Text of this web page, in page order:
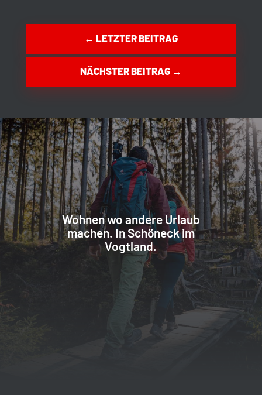
← LETZTER BEITRAG
NÄCHSTER BEITRAG→
Wohnen wo andere Urlaub
machen. In Schöneck im
Vogtland.